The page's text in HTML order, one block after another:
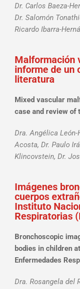
Dr. Carlos Baeza-
Dr. Salomón
Ricardo Ibarra-
Malformación
informe de un
literatura
Mixed vascular
case and review of
Dra. Angélica
Acosta, Dr. Paulo
Klincovstein, Dr.
Imágenes
cuerpos
Instituto
Respiratorias
Bronchoscopic
bodies in children
Enfermedades
Dra. Rosangela del